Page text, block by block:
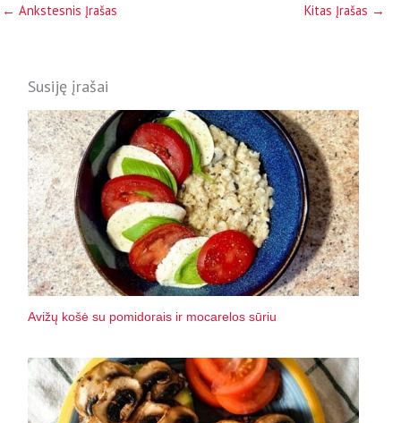
← Ankstesnis Įrašas Kitas Įrašas →
Susiję įrašai
Avižų košė su pomidorais ir mocarelos sūriu